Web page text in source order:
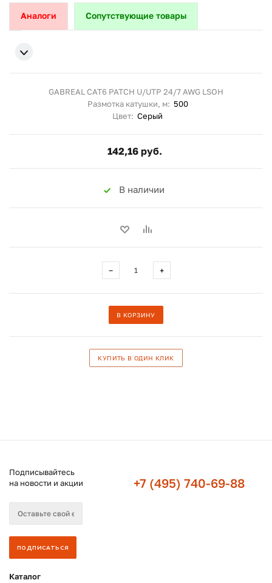
Аналоги Сопутствующие товары
GABREAL CAT6 PATCH U/UTP 24/7 AWG LSOH
Размотка катушки, м: 500
Цвет: Серый
142,16 руб.
В наличии
− +
В КОРЗИНУ
КУПИТЬ В ОДИН КЛИК
Подписывайтесь
на новости и акции
+7 (495) 740-69-88
Каталог